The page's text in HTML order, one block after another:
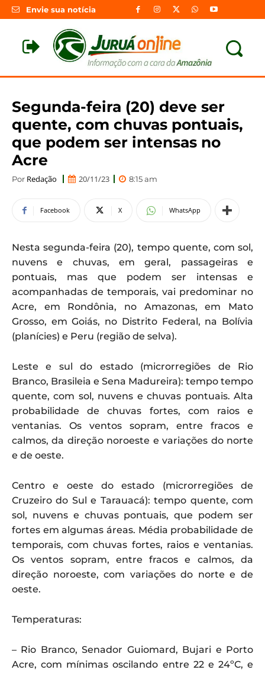
Envie sua notícia
Segunda-feira (20) deve ser
quente, com chuvas pontuais,
que podem ser intensas no
Acre
Por Redação 20/11/23 8:15 am
Facebook X WhatsApp
Nesta segunda-feira (20), tempo quente, com sol,
nuvens e chuvas, em geral, passageiras e
pontuais, mas que podem ser intensas e
acompanhadas de temporais, vai predominar no
Acre, em Rondônia, no Amazonas, em Mato
Grosso, em Goiás, no Distrito Federal, na Bolívia
(planícies) e Peru (região de selva).
Leste e sul do estado (microrregiões de Rio
Branco, Brasileia e Sena Madureira): tempo tempo
quente, com sol, nuvens e chuvas pontuais. Alta
probabilidade de chuvas fortes, com raios e
ventanias. Os ventos sopram, entre fracos e
calmos, da direção noroeste e variações do norte
e de oeste.
Centro e oeste do estado (microrregiões de
Cruzeiro do Sul e Tarauacá): tempo quente, com
sol, nuvens e chuvas pontuais, que podem ser
fortes em algumas áreas. Média probabilidade de
temporais, com chuvas fortes, raios e ventanias.
Os ventos sopram, entre fracos e calmos, da
direção noroeste, com variações do norte e de
oeste.
Temperaturas:
– Rio Branco, Senador Guiomard, Bujari e Porto
Acre, com mínimas oscilando entre 22 e 24ºC, e